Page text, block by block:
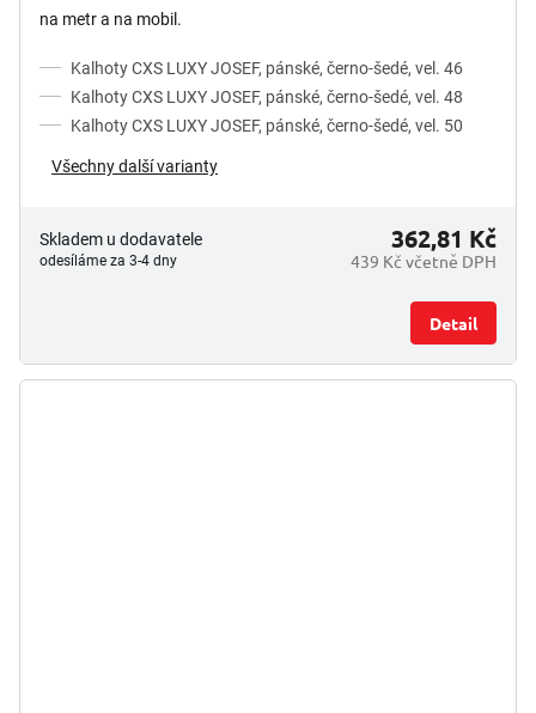
na metr a na mobil.
Kalhoty CXS LUXY JOSEF, pánské, černo-šedé, vel. 46
Kalhoty CXS LUXY JOSEF, pánské, černo-šedé, vel. 48
Kalhoty CXS LUXY JOSEF, pánské, černo-šedé, vel. 50
Všechny další varianty
Skladem u dodavatele
odesíláme za 3-4 dny 439 Kč včetně DPH
362,81 Kč
Detail